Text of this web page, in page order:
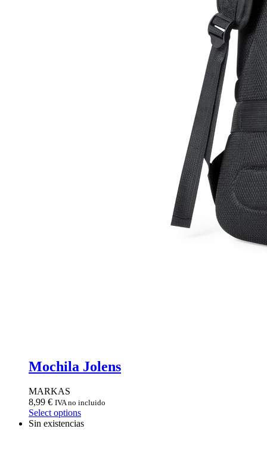
Mochila Jolens
MARKAS
8,99 € IVA no incluido
Select options
Sin existencias